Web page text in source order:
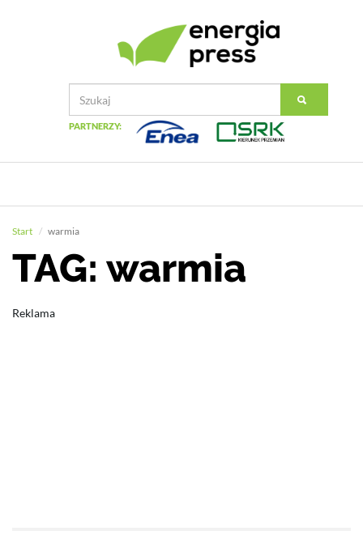
PARTNERZY:
Start warmia
TAG: warmia
Reklama